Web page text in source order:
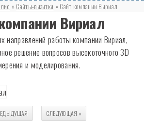
» Сайты-визитки » Сайт компании Вириал
Вириал
направлений работы компании Вириал,
решение вопросов высокоточного 3D
и моделирования.
СЛЕДУЮЩАЯ »